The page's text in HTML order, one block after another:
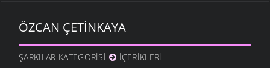
ÖZCAN ÇETINKAYA
ŞARKILAR KATEGORISI İÇERIKLERI